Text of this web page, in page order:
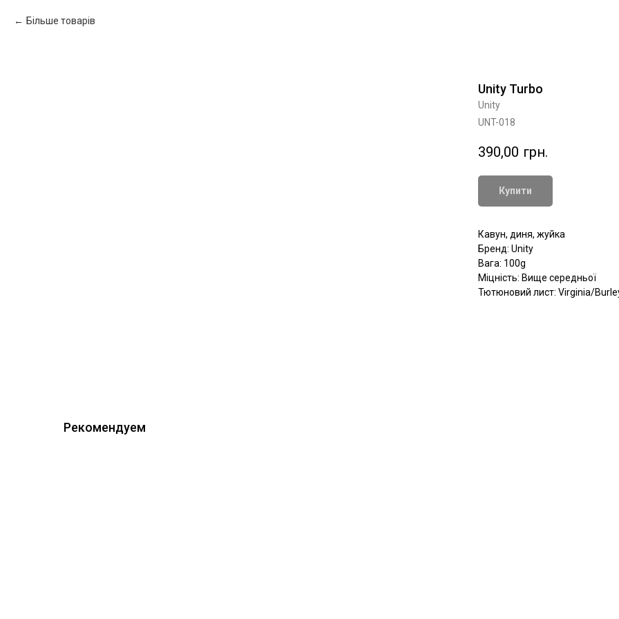
Більше товарів
Unity Turbo
Unity
UNT-018
390,00 грн.
Купити
Кавун, диня, жуйка
Бренд: Unity
Вага: 100g
Міцність: Вище середньої
Тютюновий лист: Virginia/
Рекомендуем